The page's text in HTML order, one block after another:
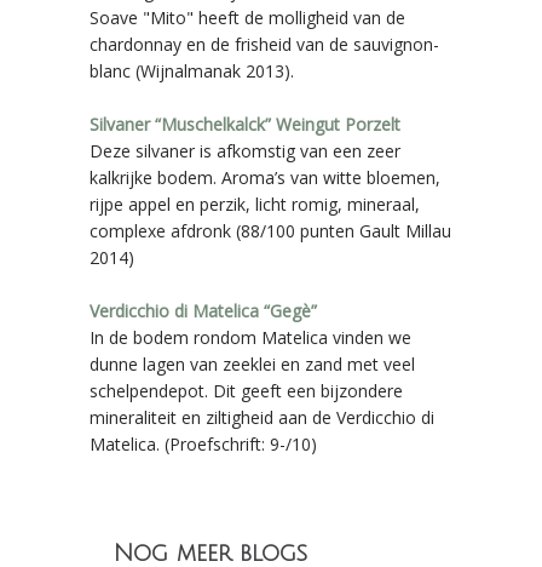
Soave "Mito" heeft de molligheid van de
chardonnay en de frisheid van de sauvignon-
blanc (Wijnalmanak 2013).
Silvaner “Muschelkalck” Weingut Porzelt
Deze silvaner is afkomstig van een zeer
kalkrijke bodem. Aroma’s van witte bloemen,
rijpe appel en perzik, licht romig, mineraal,
complexe afdronk (88/100 punten Gault Millau
2014)
Verdicchio di Matelica “Gegè”
In de bodem rondom Matelica vinden we
dunne lagen van zeeklei en zand met veel
schelpendepot. Dit geeft een bijzondere
mineraliteit en ziltigheid aan de Verdicchio di
Matelica. (Proefschrift: 9-/10)
Nog meer blogs